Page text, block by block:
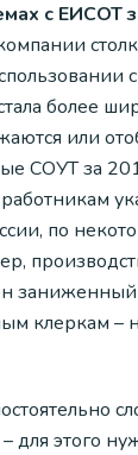
с ЕИСОТ
более
или
СОУТ за
по
клеркам –
для этого